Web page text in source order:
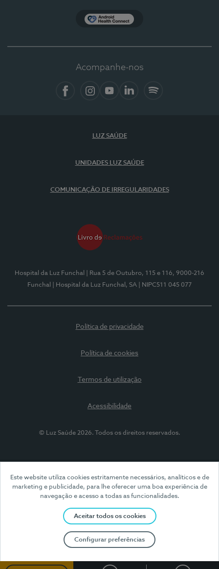
Este website utiliza cookies estritamente necessários, analíticos e de
marketing e publicidade, para lhe oferecer uma boa experiência de
navegação e acesso a todas as funcionalidades.
Aceitar todos os cookies
Configurar preferências
Acompanhe-nos
LUZ SAÚDE
UNIDADES LUZ SAÚDE
COMUNICAÇÃO DE IRREGULARIDADES
Hospital da Luz Funchal
| Rua 5 de Outubro, 115 e 116, 9000-216
Funchal
| Hospital da Luz Funchal, SA | NIPC511 045 077
Política de privacidade
Política de cookies
Termos de utilização
Acessibilidade
© Luz Saúde 2026. Todos os direitos reservados.